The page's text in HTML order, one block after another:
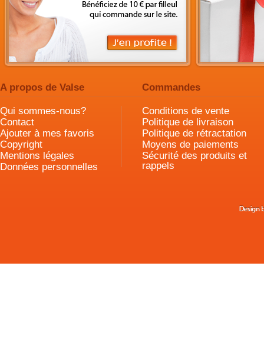
A propos de Valse Commandes
Qui sommes-nous?
Contact
Ajouter à mes favoris
Copyright
Mentions légales
Données personnelles
Conditions de vente
Politique de livraison
Politique de rétractation
Moyens de paiements
Sécurité des produits et
rappels